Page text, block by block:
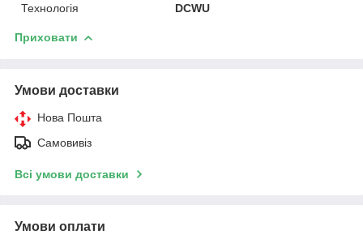
Технологія
DCWU
Приховати
Умови доставки
Нова Пошта
Самовивіз
Всі умови доставки
Умови оплати